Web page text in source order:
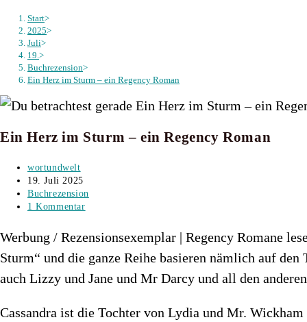
Start>
2025>
Juli>
19. >
Buchrezension>
Ein Herz im Sturm – ein Regency Roman
Ein Herz im Sturm – ein Regency Roman
Beitrags-
Autor:
wortundwelt
Beitrag
veröffentlicht:
19. Juli 2025
Beitrags-
Kategorie:
Buchrezension
Beitrags-
1 Kommentar
Werbung / Rezensionsexemplar | Regency Romane
Sturm“ und die ganze Reihe basieren nämlich auf
auch Lizzy und Jane und Mr Darcy und all den
Cassandra ist die Tochter von Lydia und Mr.